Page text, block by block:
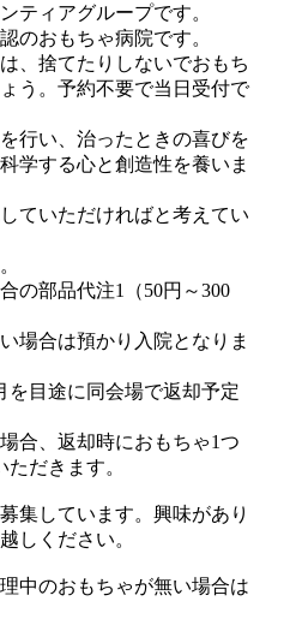
ティアグループです。
のおもちゃ病院です。
、捨てたりしないでおもち
う。予約不要で当日受付で
行い、治ったときの喜びを
学する心と創造性を養いま
ていただければと考えてい
の部品代注1（50円～300
場合は預かり入院となりま
を目途に同会場で返却予定
合、返却時におもちゃ1つ
だきます。
集しています。興味があり
しください。
中のおもちゃが無い場合は